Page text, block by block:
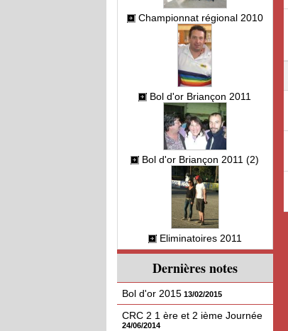
Championnat régional 2010
Bol d'or Briançon 2011
Bol d'or Briançon 2011 (2)
Eliminatoires 2011
Dernières notes
Bol d'or 2015 13/02/2015
CRC 2 1 ère et 2 ième Journée
24/06/2014